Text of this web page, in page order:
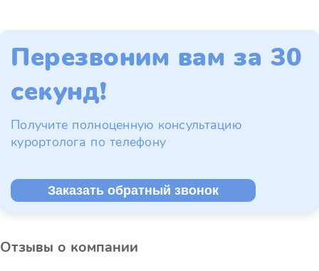
Перезвоним вам за 30
секунд!
Получите полноценную консультацию
курортолога по телефону
Заказать обратный звонок
Отзывы о компании